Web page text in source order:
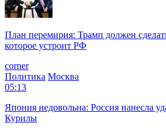
План перемирия: Трамп должен
которое устроит РФ
corner
Политика Москва
05:13
Япония недовольна: Россия нанесла
Курилы